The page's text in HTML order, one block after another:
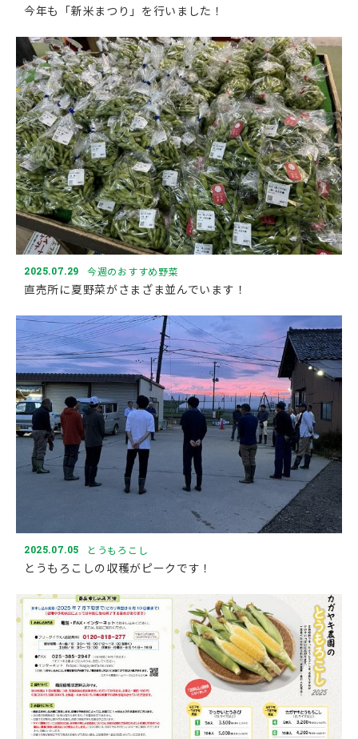
今年も「新米まつり」を行いました！
2025.07.29 今週のおすすめ野菜
直売所に夏野菜がさまざま並んでいます！
2025.07.05 とうもろこし
とうもろこしの収穫がピークです！